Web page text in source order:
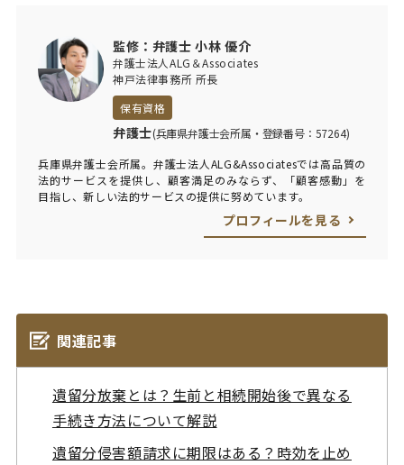
監修：弁護士 小林 優介
弁護士法人ALG＆Associates
神戸法律事務所 所長
保有資格
弁護士(兵庫県弁護士会所属・登録番号：57264)
兵庫県弁護士会所属。弁護士法人ALG&Associatesでは高品質の
法的サービスを提供し、顧客満足のみならず、「顧客感動」を
目指し、新しい法的サービスの提供に努めています。
プロフィールを見る
関連記事
遺留分放棄とは？生前と相続開始後で異なる
手続き方法について解説
遺留分侵害額請求に期限はある？時効を止め